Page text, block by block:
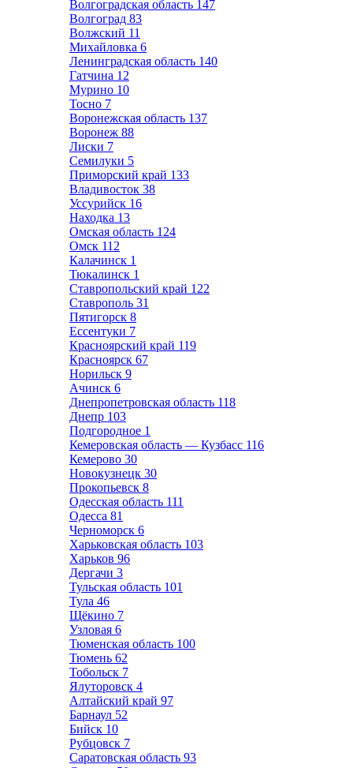
Волгоградская область 147
Волгоград 83
Волжский 11
Михайловка 6
Ленинградская область 140
Гатчина 12
Мурино 10
Тосно 7
Воронежская область 137
Воронеж 88
Лиски 7
Семилуки 5
Приморский край 133
Владивосток 38
Уссурийск 16
Находка 13
Омская область 124
Омск 112
Калачинск 1
Тюкалинск 1
Ставропольский край 122
Ставрополь 31
Пятигорск 8
Ессентуки 7
Красноярский край 119
Красноярск 67
Норильск 9
Ачинск 6
Днепропетровская область 118
Днепр 103
Подгородное 1
Кемеровская область — Кузбасс 116
Кемерово 30
Новокузнецк 30
Прокопьевск 8
Одесская область 111
Одесса 81
Черноморск 6
Харьковская область 103
Харьков 96
Дергачи 3
Тульская область 101
Тула 46
Щёкино 7
Узловая 6
Тюменская область 100
Тюмень 62
Тобольск 7
Ялуторовск 4
Алтайский край 97
Барнаул 52
Бийск 10
Рубцовск 7
Саратовская область 93